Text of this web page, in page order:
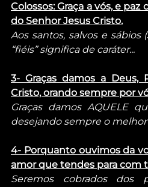
Colossos: Graça a vós, e
do Senhor Jesus Cristo.
Aos santos, salvos e sábios
“fiéis” significa de caráter...
3- Graças damos a Deus,
Cristo, orando sempre por
Graças damos AQUELE
desejando sempre o melhor
4- Porquanto ouvimos da
amor que tendes para com
Seremos cobrados dos